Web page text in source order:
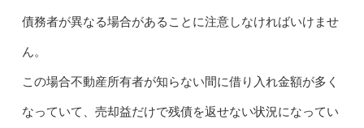
債務者が異なる場合があることに注意しなければいけませ
ん。
この場合不動産所有者が知らない間に借り入れ金額が多く
なっていて、売却益だけで残債を返せない状況になってい